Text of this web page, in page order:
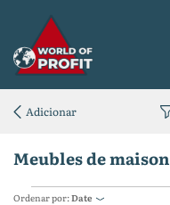
Meubles de maison
Ordenar por:Date
Adicionar